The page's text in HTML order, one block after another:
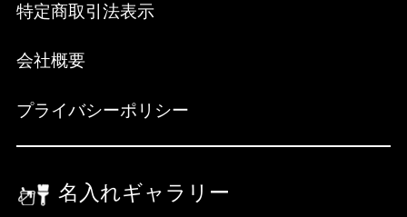
特定商取引法表示
会社概要
プライバシーポリシー
名入れギャラリー